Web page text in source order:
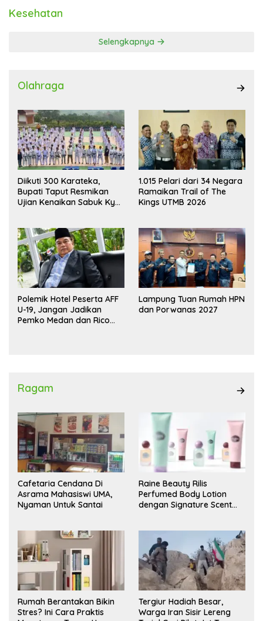
Kesehatan
Selengkapnya
Olahraga
Diikuti 300 Karateka,
Bupati Taput Resmikan
Ujian Kenaikan Sabuk Kyu
1.015 Pelari dari 34 Negara
Ramaikan Trail of The
Kings UTMB 2026
Polemik Hotel Peserta AFF
U-19, Jangan Jadikan
Pemko Medan dan Rico
Lampung Tuan Rumah HPN
dan Porwanas 2027
Ragam
Cafetaria Cendana Di
Asrama Mahasiswi UMA,
Nyaman Untuk Santai
Raine Beauty Rilis
Perfumed Body Lotion
dengan Signature Scent
Rumah Berantakan Bikin
Stres? Ini Cara Praktis
Tergiur Hadiah Besar,
Warga Iran Sisir Lereng